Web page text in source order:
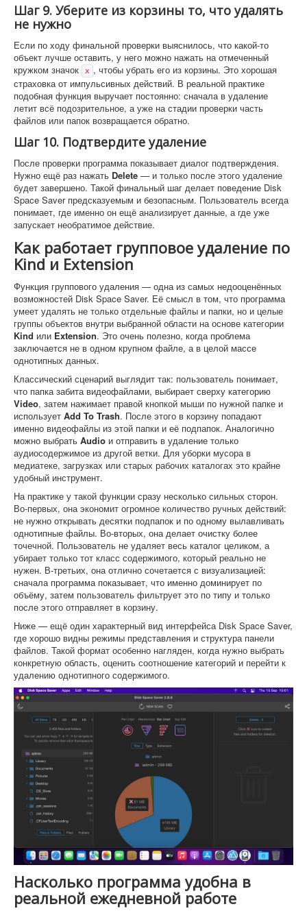
Шаг 9. Уберите из корзины то, что удалять
не нужно
Если по ходу финальной проверки выяснилось, что какой-то
объект лучше оставить, у него можно нажать на отмеченный
кружком значок
x , чтобы убрать его из корзины. Это хорошая
страховка от импульсивных действий. В реальной практике
подобная функция выручает постоянно: сначала в удаление
летит всё подозрительное, а уже на стадии проверки часть
файлов или папок возвращается обратно.
Шаг 10. Подтвердите удаление
После проверки программа показывает диалог подтверждения.
Нужно ещё раз нажать Delete — и только после этого удаление
будет завершено. Такой финальный шаг делает поведение Disk
Space Saver предсказуемым и безопасным. Пользователь всегда
понимает, где именно он ещё анализирует данные, а где уже
запускает необратимое действие.
Как работает групповое удаление по
Kind и Extension
Функция группового удаления — одна из самых недооценённых
возможностей Disk Space Saver. Её смысл в том, что программа
умеет удалять не только отдельные файлы и папки, но и целые
группы объектов внутри выбранной области на основе категории
Kind или Extension. Это очень полезно, когда проблема
заключается не в одном крупном файле, а в целой массе
однотипных данных.
Классический сценарий выглядит так: пользователь понимает,
что папка забита видеофайлами, выбирает сверху категорию
Video, затем нажимает правой кнопкой мыши по нужной папке и
использует Add To Trash. После этого в корзину попадают
именно видеофайлы из этой папки и её подпапок. Аналогично
можно выбрать Audio и отправить в удаление только
аудиосодержимое из другой ветки. Для уборки мусора в
медиатеке, загрузках или старых рабочих каталогах это крайне
удобный инструмент.
На практике у такой функции сразу несколько сильных сторон.
Во-первых, она экономит огромное количество ручных действий:
не нужно открывать десятки подпапок и по одному вылавливать
однотипные файлы. Во-вторых, она делает очистку более
точечной. Пользователь не удаляет весь каталог целиком, а
убирает только тот класс содержимого, который реально не
нужен. В-третьих, она отлично сочетается с визуализацией:
сначала программа показывает, что именно доминирует по
объёму, затем пользователь фильтрует это по типу и только
после этого отправляет в корзину.
Ниже — ещё один характерный вид интерфейса Disk Space Saver,
где хорошо видны режимы представления и структура панели
файлов. Такой формат особенно нагляден, когда нужно выбрать
конкретную область, оценить соотношение категорий и перейти к
удалению однотипного содержимого.
Насколько программа удобна в
реальной ежедневной работе